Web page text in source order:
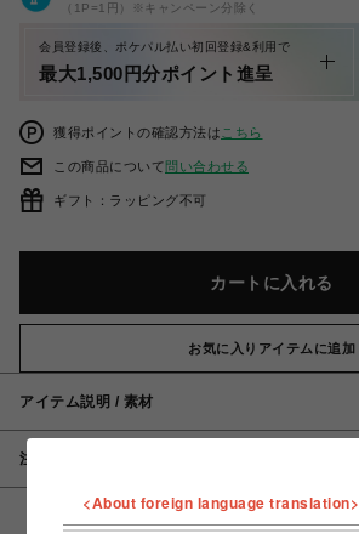
（1P=1円）※キャンペーン分除く
会員登録後、ポケパル払い初回登録&利用で
最大1,500円分ポイント進呈
獲得ポイントの確認方法は こちら
この商品について問い合わせる
ギフト：ラッピング不可
カートに入れる
お気に入りアイテムに追加
アイテム説明 / 素材
注意事項
<About foreign language translation>